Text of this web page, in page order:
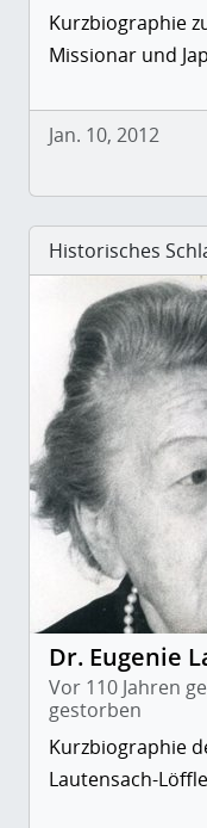
Kurzbiographie
Missionar und
Jan. 10, 2012
Historisches
Dr. Eugenie
Vor 110 Jahren
gestorben
Kurzbiographie
Lautensach-